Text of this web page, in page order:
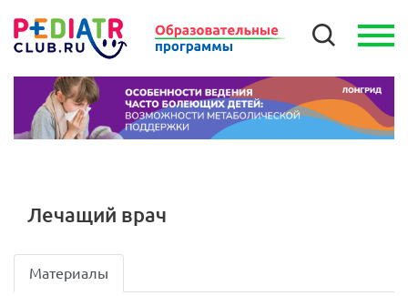
Лечащий врач
Материалы